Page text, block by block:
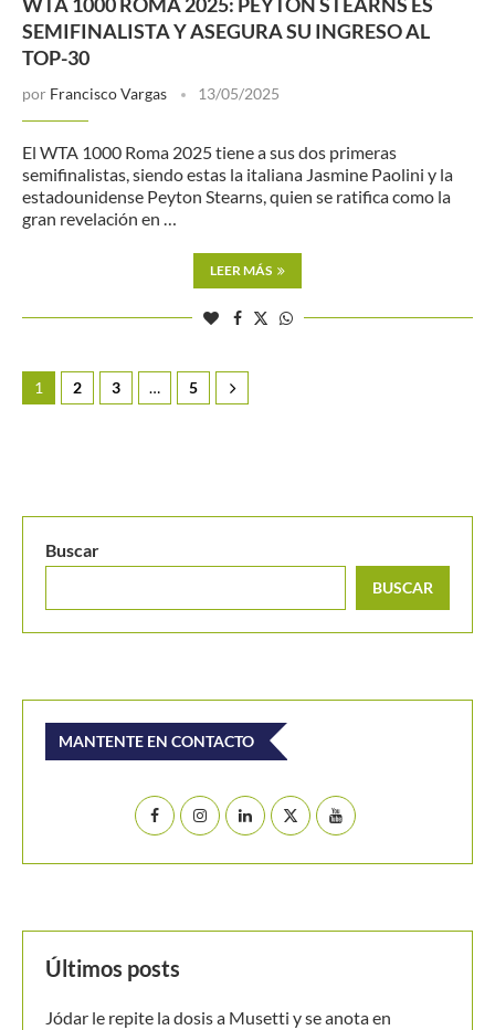
SEMIFINALISTA Y ASEGURA SU INGRESO AL
TOP-30
por Francisco Vargas 13/05/2025
El WTA 1000 Roma 2025 tiene a sus dos primeras
semifinalistas, siendo estas la italiana Jasmine Paolini y la
estadounidense Peyton Stearns, quien se ratifica como la
gran revelación en …
LEER MÁS
1 2 3 … 5
Buscar
BUSCAR
MANTENTE EN CONTACTO
Últimos posts
Jódar le repite la dosis a Musetti y se anota en